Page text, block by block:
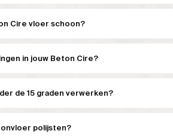
Cire vloer schoon?
in jouw Beton Cire?
de 15 graden verwerken?
polijsten?